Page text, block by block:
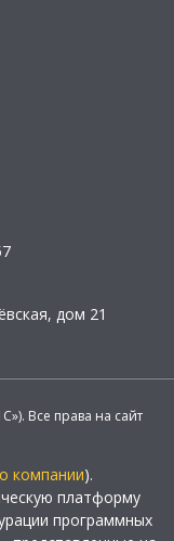
дом 21
Все права на сайт
о компании).
платформу
программных